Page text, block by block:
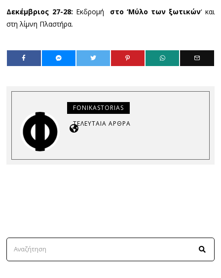
Δεκέμβριος 27-28: Εκδρομή στο ‘Μύλο των ξωτικών‘ και
στη λίμνη Πλαστήρα.
FONIKASTORIAS
ΤΕΛΕΥΤΑΊΑ ΆΡΘΡΑ